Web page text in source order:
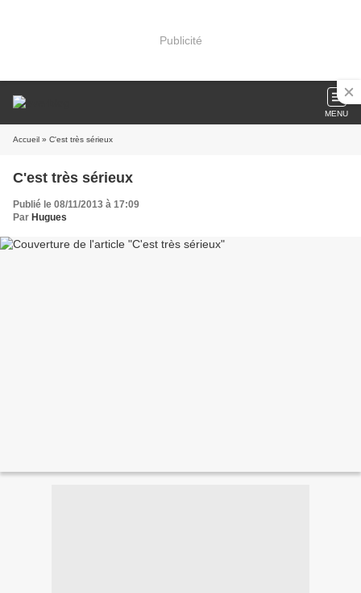
Publicité
MENU
Accueil » C'est très sérieux
C'est très sérieux
Publié le 08/11/2013 à 17:09
Par Hugues